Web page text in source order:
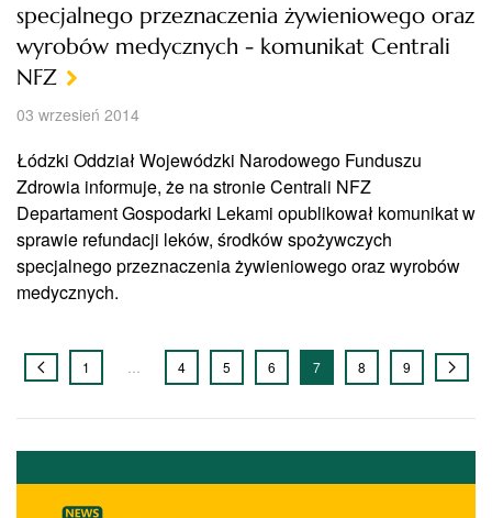
specjalnego przeznaczenia żywieniowego oraz
wyrobów medycznych - komunikat Centrali
NFZ
03 wrzesień 2014
Łódzki Oddział Wojewódzki Narodowego Funduszu
Zdrowia informuje, że na stronie Centrali NFZ
Departament Gospodarki Lekami opublikował komunikat w
sprawie refundacji leków, środków spożywczych
specjalnego przeznaczenia żywieniowego oraz wyrobów
medycznych.
1 4 5 6 7 8 9